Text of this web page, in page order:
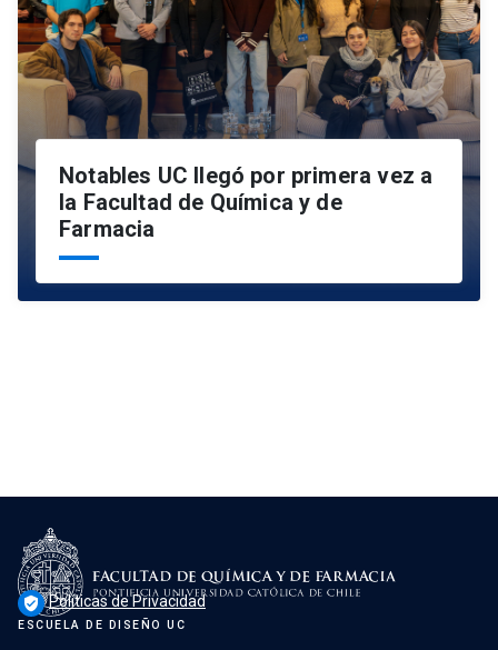
Notables UC llegó por primera vez a
la Facultad de Química y de
Farmacia
verified_user Políticas de Privacidad
ESCUELA DE DISEÑO UC